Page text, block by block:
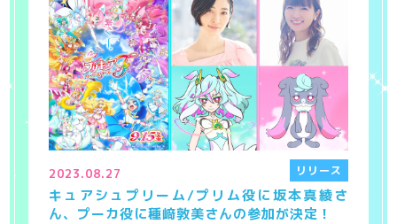
2023.08.27 リリース
キュアシュプリーム/プリム役に坂本真綾さ
ん、プーカ役に種﨑敦美さんの参加が決定！